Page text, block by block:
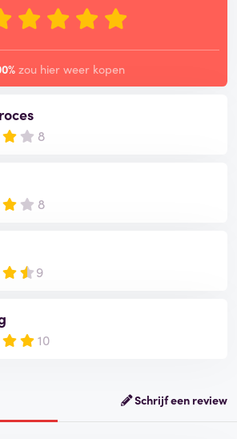
8
8
9
10
zou hier weer kopen
Schrijf een review